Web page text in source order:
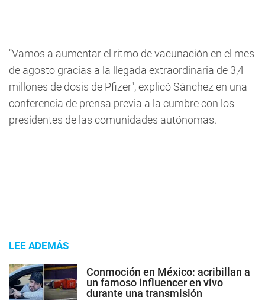
"Vamos a aumentar el ritmo de vacunación en el mes
de agosto gracias a la llegada extraordinaria de 3,4
millones de dosis de Pfizer", explicó Sánchez en una
conferencia de prensa previa a la cumbre con los
presidentes de las comunidades autónomas.
LEE ADEMÁS
Conmoción en México: acribillan a
un famoso influencer en vivo
durante una transmisión